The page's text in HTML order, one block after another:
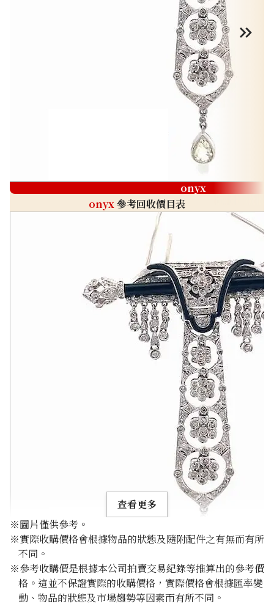
onyx
onyx參考回收價目表
Onyx brooch 0.76ct
參考回收價
查看更多
※圖片僅供參考。
※實際收購價格會根據物品的狀態及隨附配件之有無而有所
不同。
※參考收購價是根據本公司拍賣交易紀錄等推算出的參考價
格。這並不保證實際的收購價格，實際價格會根據匯率變
動、物品的狀態及市場趨勢等因素而有所不同。